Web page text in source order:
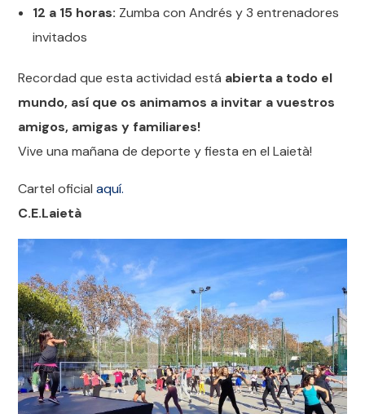
12 a 15 horas: Zumba con Andrés y 3 entrenadores
invitados
Recordad que esta actividad está abierta a todo el
mundo, así que os animamos a invitar a vuestros
amigos, amigas y familiares!
Vive una mañana de deporte y fiesta en el Laietà!
Cartel oficialaquí.
C.E.Laietà